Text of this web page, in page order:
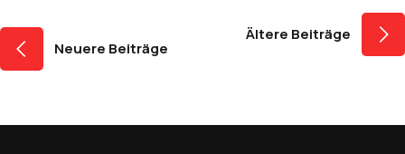
Ältere Beiträge
Neuere Beiträge